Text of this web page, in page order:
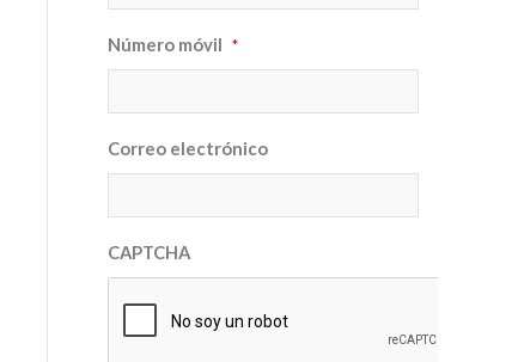
Número móvil *
Correo electrónico
CAPTCHA